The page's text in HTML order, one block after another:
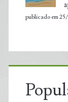
publicado em